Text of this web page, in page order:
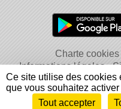
Charte cookies
Informations légales
Envie de participer ?
Ce site utilise des cookies
que vous souhaitez activer
Tout accepter